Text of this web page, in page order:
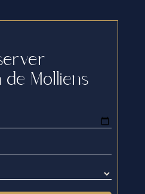
Molliens